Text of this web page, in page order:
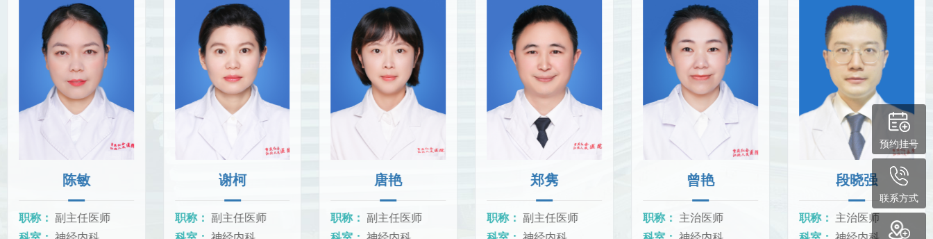
预约挂号
联系方式
陈敏
职称： 副主任医师
谢柯
职称： 副主任医师
唐艳
职称： 副主任医师
郑隽
职称： 副主任医师
曾艳
职称： 主治医师
段晓强
职称： 主治医师